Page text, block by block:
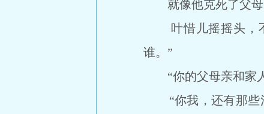
就像他克死了父母
叶惜儿摇摇头，不
谁。”
“你的父母亲和家人
“你我，还有那些活